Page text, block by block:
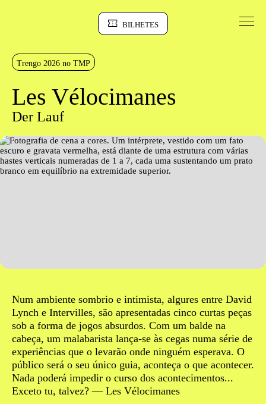
BILHETES
Sinopse
Trengo 2026 no TMP
Les Vélocimanes
Der Lauf
Sinopse
Num ambiente sombrio e intimista, algures entre David
Lynch e Intervilles, são apresentadas cinco curtas peças
sob a forma de jogos absurdos. Com um balde na
cabeça, um malabarista lança-se às cegas numa série de
experiências que o levarão onde ninguém esperava. O
público será o seu único guia, aconteça o que acontecer.
Nada poderá impedir o curso dos acontecimentos...
Exceto tu, talvez? — Les Vélocimanes